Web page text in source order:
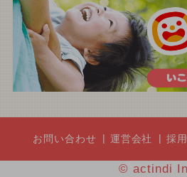
お問い合わせ 運営会社 採
© actindi